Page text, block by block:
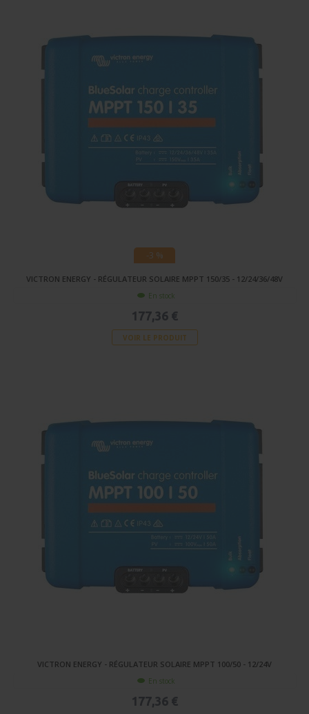
-3 %
VICTRON ENERGY - RÉGULATEUR SOLAIRE MPPT 150/35 - 12/24/36/48V
En stock
177,36 €
VOIR LE PRODUIT
VICTRON ENERGY - RÉGULATEUR SOLAIRE MPPT 100/50 - 12/24V
En stock
177,36 €